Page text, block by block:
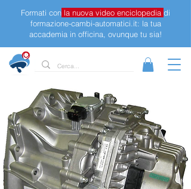
Formati con la nuova video enciclopedia di
formazione-cambi-automatici.it: la tua
accademia in officina, ovunque tu sia!